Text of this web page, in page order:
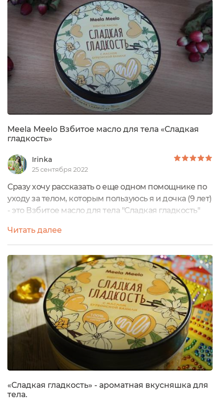
во всех странах увеличивается спрос на косметику,
это называется «индекс...
Meela Meelo Взбитое масло для тела «Сладкая
гладкость»
Irinka
25 сентября 2022
Сразу хочу рассказать о еще одном помощнике по
уходу за телом, которым пользуюсь я и дочка (9 лет)
- это Взбитое масло для тела "Сладкая гладкость"
ванили.Взбитое масло для тела "Сладкая гладкость"
на основе ценных масел прекрасно ухаживает за
сухой, обезвоженной кожей тела, делая ее упругой,
устраняя ощущение стянутости и шелушения. Оно
произведено на основе...
Читать далее
«Сладкая гладкость» - ароматная вкусняшка для
тела.